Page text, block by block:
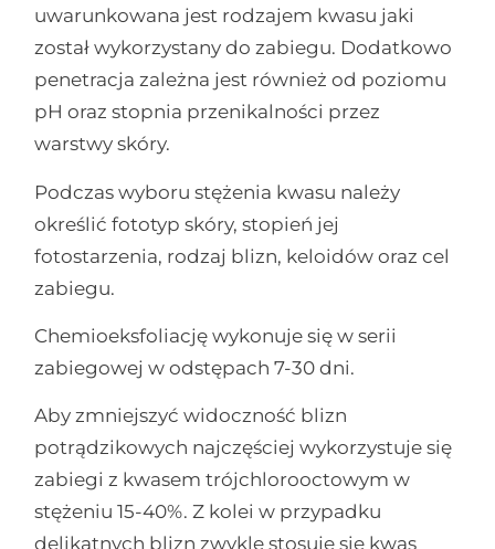
uwarunkowana jest rodzajem kwasu jaki
został wykorzystany do zabiegu. Dodatkowo
penetracja zależna jest również od poziomu
pH oraz stopnia przenikalności przez
warstwy skóry.
Podczas wyboru stężenia kwasu należy
określić fototyp skóry, stopień jej
fotostarzenia, rodzaj blizn, keloidów oraz cel
zabiegu.
Chemioeksfoliację wykonuje się w serii
zabiegowej w odstępach 7-30 dni.
Aby zmniejszyć widoczność blizn
potrądzikowych najczęściej wykorzystuje się
zabiegi z kwasem trójchlorooctowym w
stężeniu 15-40%. Z kolei w przypadku
delikatnych blizn zwykle stosuje się kwas